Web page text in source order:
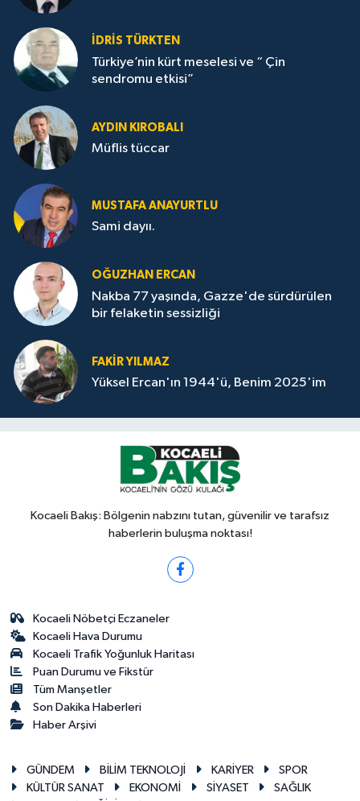
İDRİS TÜRKTEN
Türkiye’nin kürt meselesi ve “ Çin
sendromu etkisi”
AYDIN KIROBALI
Müflis tüccar
MUSTAFA ANAYURTLU
Sami dayıı.
OĞUZHAN ERCAN
Nakba 77 yaşında, Gazze'de sürdürülen
bir felaketin sessizliği
FAKİR YILMAZ
Yüksel Ercan'ın 1944'ü, Benim 2025'im
Kocaeli Bakış: Bölgenin nabzını tutan, güvenilir ve tarafsız
haberlerin buluşma noktası!
Kocaeli Nöbetçi Eczaneler
Kocaeli Hava Durumu
Kocaeli Trafik Yoğunluk Haritası
Puan Durumu ve Fikstür
Tüm Manşetler
Son Dakika Haberleri
Haber Arşivi
GÜNDEM BİLİM TEKNOLOJİ KARİYER
SPOR
KÜLTÜR SANAT
EKONOMİ SİYASET
SAĞLIK